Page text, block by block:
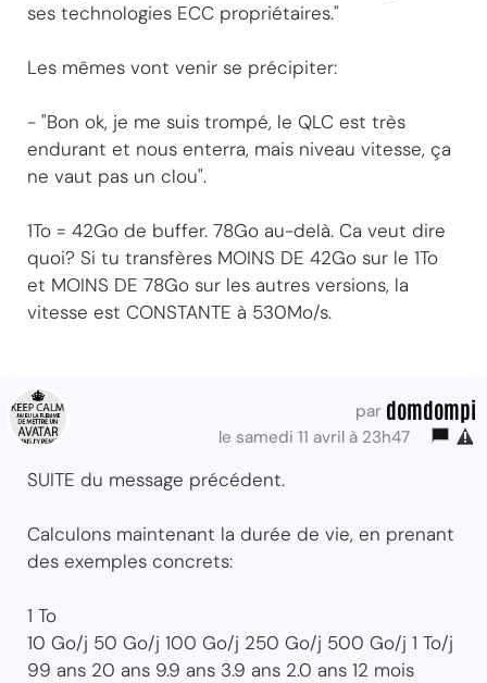
ses technologies ECC propriétaires."
Les mêmes vont venir se précipiter:
- "Bon ok, je me suis trompé, le QLC est très
endurant et nous enterra, mais niveau vitesse, ça
ne vaut pas un clou".
1To = 42Go de buffer. 78Go au-delà. Ca veut dire
quoi? Si tu transfères MOINS DE 42Go sur le 1To
et MOINS DE 78Go sur les autres versions, la
vitesse est CONSTANTE à 530Mo/s.
par domdompi
le samedi 11 avril à 23h47
SUITE du message précédent.
Calculons maintenant la durée de vie, en prenant
des exemples concrets:
1 To
10 Go/j 50 Go/j 100 Go/j 250 Go/j 500 Go/j 1 To/j
99 ans 20 ans 9.9 ans 3.9 ans 2.0 ans 12 mois